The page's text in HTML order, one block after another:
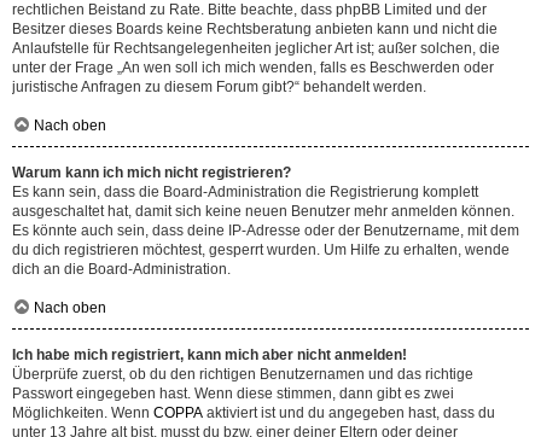
rechtlichen Beistand zu Rate. Bitte beachte, dass phpBB Limited und der
Besitzer dieses Boards keine Rechtsberatung anbieten kann und nicht die
Anlaufstelle für Rechtsangelegenheiten jeglicher Art ist; außer solchen, die
unter der Frage „An wen soll ich mich wenden, falls es Beschwerden oder
juristische Anfragen zu diesem Forum gibt?“ behandelt werden.
Nach oben
Warum kann ich mich nicht registrieren?
Es kann sein, dass die Board-Administration die Registrierung komplett
ausgeschaltet hat, damit sich keine neuen Benutzer mehr anmelden können.
Es könnte auch sein, dass deine IP-Adresse oder der Benutzername, mit dem
du dich registrieren möchtest, gesperrt wurden. Um Hilfe zu erhalten, wende
dich an die Board-Administration.
Nach oben
Ich habe mich registriert, kann mich aber nicht anmelden!
Überprüfe zuerst, ob du den richtigen Benutzernamen und das richtige
Passwort eingegeben hast. Wenn diese stimmen, dann gibt es zwei
Möglichkeiten. Wenn COPPA aktiviert ist und du angegeben hast, dass du
unter 13 Jahre alt bist, musst du bzw. einer deiner Eltern oder deiner